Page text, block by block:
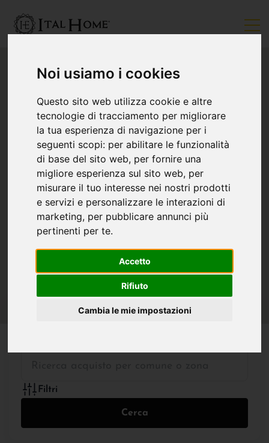
Noi usiamo i cookies
Questo sito web utilizza cookie e altre
tecnologie di tracciamento per migliorare
la tua esperienza di navigazione per i
seguenti scopi: per abilitare le funzionalità
di base del sito web, per fornire una
migliore esperienza sul sito web, per
misurare il tuo interesse nei nostri prodotti
e servizi e personalizzare le interazioni di
marketing, per pubblicare annunci più
pertinenti per te.
Accetto
Rifiuto
Cambia le mie impostazioni
Filtri
Cerca